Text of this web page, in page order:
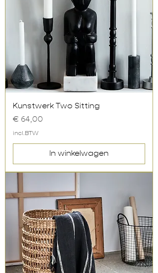
Kunstwerk Two Sitting
Prijs
€ 64,00
incl.BTW
In winkelwagen